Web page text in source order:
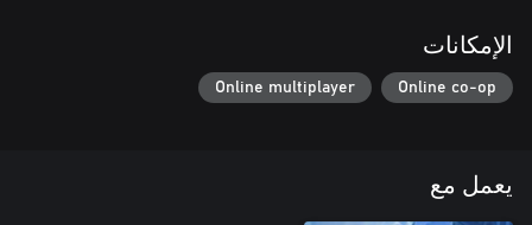
الإمكانات
Online co-op
Online multiplayer
يعمل مع